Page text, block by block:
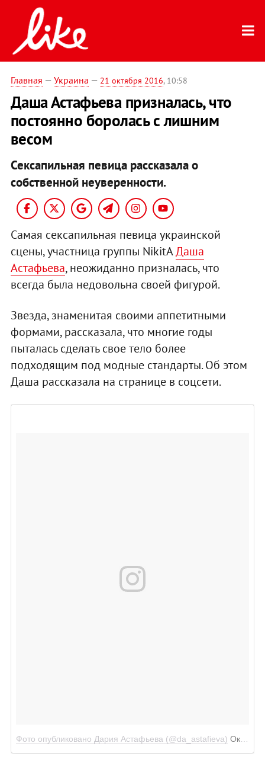
Главная — Украина — 21 октября 2016, 10:58
Даша Астафьева призналась, что
постоянно боролась с лишним
весом
Сексапильная певица рассказала о
собственной неуверенности.
Самая сексапильная певица украинской
сцены, участница группы NikitAДаша
Астафьева, неожиданно призналась, что
всегда была недовольна своей фигурой.
Звезда, знаменитая своими аппетитными
формами, рассказала, что многие годы
пыталась сделать свое тело более
подходящим под модные стандарты. Об этом
Даша рассказала на странице в соцсети.
Фото опубликовано Дария Астафьева (@da_astafieva) Окт 20 2016 в 9:03 PDT